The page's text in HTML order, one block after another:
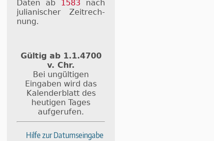
Daten ab 1583 nach
ju­li­a­ni­scher Zeit­rech­
nung.
Gültig ab 1.1.4700
v. Chr.
Bei ungültigen
Eingaben wird das
Kalenderblatt des
heutigen Tages
aufgerufen.
Hilfe zur Datumseingabe